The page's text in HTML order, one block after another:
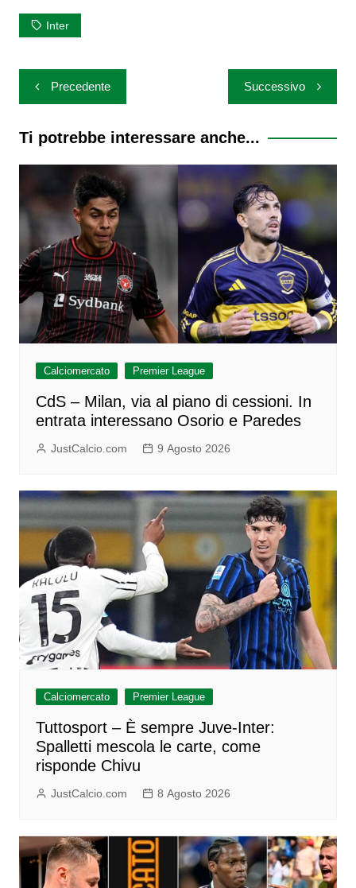
Inter
Navigazione
articoli
Precedente Successivo
Ti potrebbe interessare anche...
Calciomercato Premier League
CdS – Milan, via al piano di cessioni. In
entrata interessano Osorio e Paredes
JustCalcio.com 9 Agosto 2026
Calciomercato Premier League
Tuttosport – È sempre Juve-Inter:
Spalletti mescola le carte, come
risponde Chivu
JustCalcio.com 8 Agosto 2026